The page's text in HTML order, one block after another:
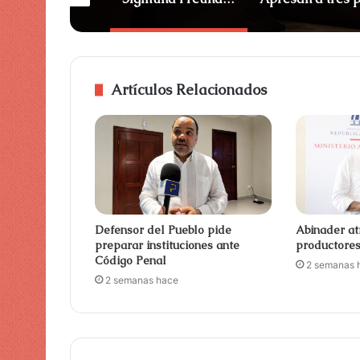
Artículos Relacionados
Defensor del Pueblo pide
preparar instituciones ante
Código Penal
2 semanas hace
Abinader
productores
2 semanas